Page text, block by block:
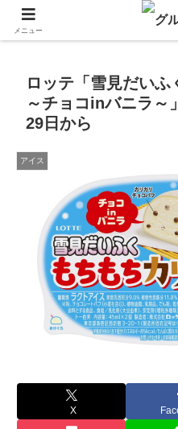
飲食店キャンペーン・食品飲
ロッテ「雪見だいふ
～チョコinバニラ～
29日から
アイス
X
メニュー